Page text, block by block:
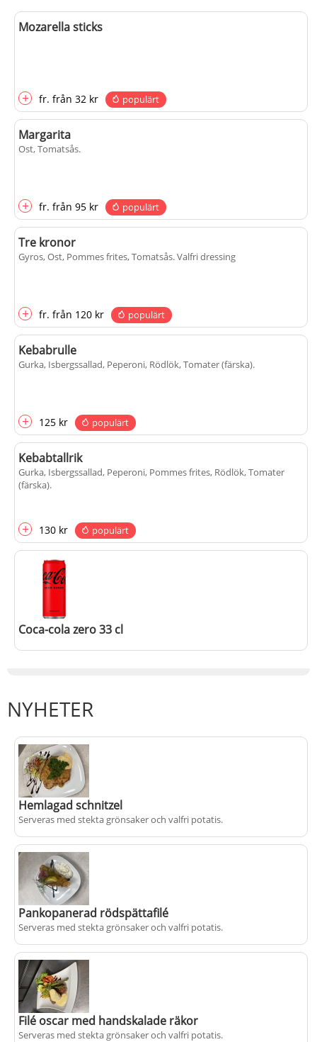
Mozarella sticks
+ fr. från 32 kr populärt
Margarita
Ost, Tomatsås.
+ fr. från 95 kr populärt
Tre kronor
Gyros, Ost, Pommes frites, Tomatsås. Valfri dressing
+ fr. från 120 kr populärt
Kebabrulle
Gurka, Isbergssallad, Peperoni, Rödlök, Tomater (färska).
+ 125 kr populärt
Kebabtallrik
Gurka, Isbergssallad, Peperoni, Pommes frites, Rödlök, Tomater
(färska).
+ 130 kr populärt
Coca-cola zero 33 cl
+ 20 kr populärt
NYHETER
Hemlagad schnitzel
Serveras med stekta grönsaker och valfri potatis.
+ 159 kr
Pankopanerad rödspättafilé
Serveras med stekta grönsaker och valfri potatis.
+ 159 kr
Filé oscar med handskalade räkor
Serveras med stekta grönsaker och valfri potatis.